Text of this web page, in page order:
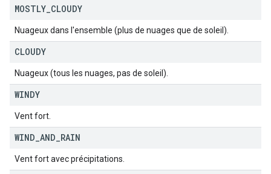
MOSTLY CLOUDY
Nuageux dans l'ensemble (plus de nuages que de soleil).
CLOUDY
Nuageux (tous les nuages, pas de soleil).
WINDY
Vent fort.
WIND AND RAIN
Vent fort avec précipitations.